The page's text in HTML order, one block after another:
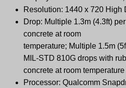
Resolution: 1440 x 720 High
Drop: Multiple 1.3m (4.3ft)
concrete at room
temperature; Multiple 1.5m
MIL-STD 810G drops with
concrete at room temperature
Processor: Qualcomm